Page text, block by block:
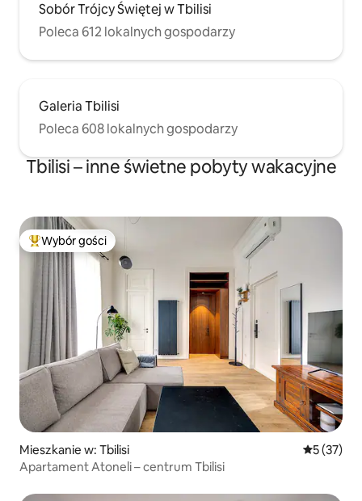
Sobór Trójcy Świętej w Tbilisi
Poleca 612 lokalnych gospodarzy
Galeria Tbilisi
Poleca 608 lokalnych gospodarzy
Tbilisi – inne świetne pobyty wakacyjne
Najpopularniejsze z kategorii Wybór gości
Wybór gości
Mieszkanie w: Tbilisi Średnia
5 (37)
Apartament Atoneli – centrum Tbilisi